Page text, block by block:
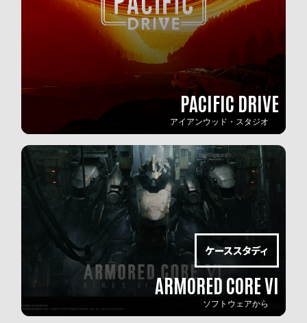
PACIFIC DRIVE
アイアンウッド・スタジオ
ARMORED CORE VI
ソフトウェアから